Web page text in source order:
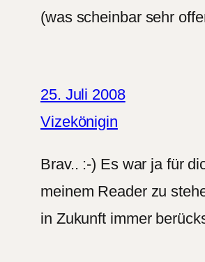
(was scheinbar sehr
25. Juli 2008
Vizekönigin
Brav.. :-) Es war ja für
meinem Reader zu
in Zukunft immer